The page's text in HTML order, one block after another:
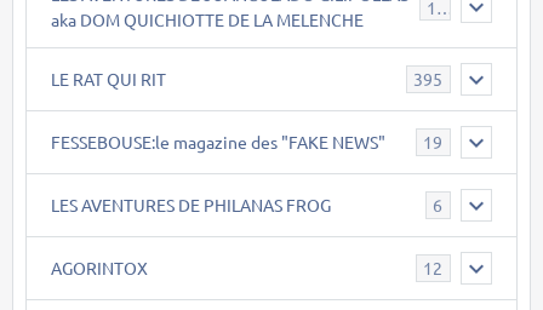
aka DOM QUICHIOTTE DE LA MELENCHE
LE RAT QUI RIT 395
FESSEBOUSE:le magazine des "FAKE NEWS" 19
LES AVENTURES DE PHILANAS FROG 6
AGORINTOX 12